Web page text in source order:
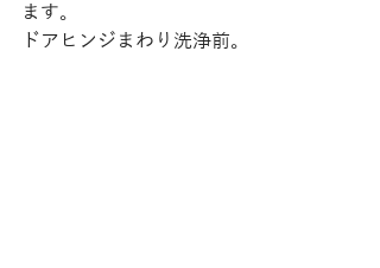
ます。
ドアヒンジまわり洗浄前。